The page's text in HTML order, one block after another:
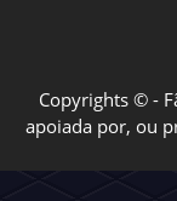
Copyrights © -
apoiada por, ou